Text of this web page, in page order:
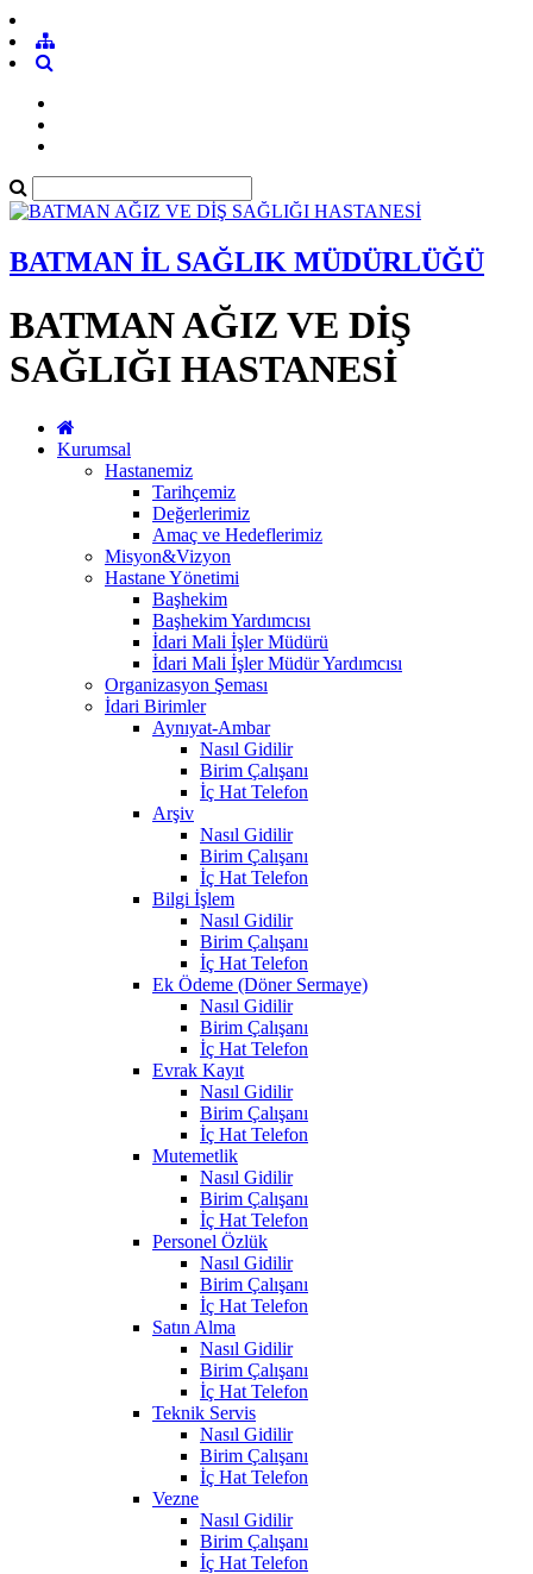
BATMAN İL SAĞLIK MÜDÜRLÜĞÜ
BATMAN AĞIZ VE DİŞ
SAĞLIĞI HASTANESİ
Kurumsal
Hastanemiz
Tarihçemiz
Değerlerimiz
Amaç ve Hedeflerimiz
Misyon&Vizyon
Hastane Yönetimi
Başhekim
Başhekim Yardımcısı
İdari Mali İşler Müdürü
İdari Mali İşler Müdür Yardımcısı
Organizasyon Şeması
İdari Birimler
Aynıyat-Ambar
Nasıl Gidilir
Birim Çalışanı
İç Hat Telefon
Arşiv
Nasıl Gidilir
Birim Çalışanı
İç Hat Telefon
Bilgi İşlem
Nasıl Gidilir
Birim Çalışanı
İç Hat Telefon
Ek Ödeme (Döner Sermaye)
Nasıl Gidilir
Birim Çalışanı
İç Hat Telefon
Evrak Kayıt
Nasıl Gidilir
Birim Çalışanı
İç Hat Telefon
Mutemetlik
Nasıl Gidilir
Birim Çalışanı
İç Hat Telefon
Personel Özlük
Nasıl Gidilir
Birim Çalışanı
İç Hat Telefon
Satın Alma
Nasıl Gidilir
Birim Çalışanı
İç Hat Telefon
Teknik Servis
Nasıl Gidilir
Birim Çalışanı
İç Hat Telefon
Vezne
Nasıl Gidilir
Birim Çalışanı
İç Hat Telefon